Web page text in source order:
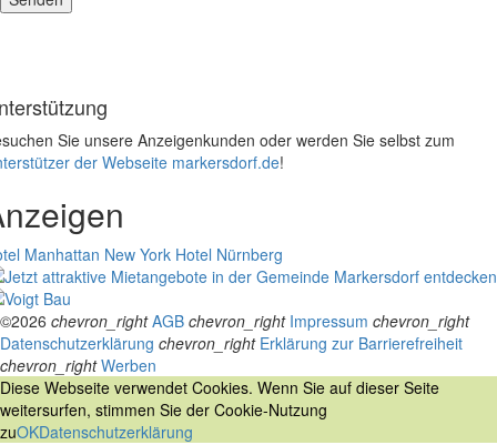
Sie unsere Anzeigenkunden oder werden Sie selbst zum
der Webseite markersdorf.de!
Manhattan New York Hotel Nürnberg
©2026 chevron_right AGB chevron_right Impressum chevron_right
Datenschutzerklärung chevron_right Erklärung zur Barrierefreiheit
chevron_right Werben
Diese Webseite verwendet Cookies. Wenn Sie auf dieser Seite
weitersurfen, stimmen Sie der Cookie-Nutzung
zuOKDatenschutzerklärung